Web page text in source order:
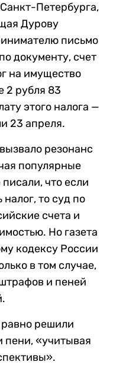
Петербурга,
Дурову
письмо
документу, счет
на имущество
2 рубля 83
этого налога —
23 апреля.
резонанс
популярные
что если
то суд по
счета и
Но газета
кодексу России
в том случае,
и пеней
решили
пени, «учитывая